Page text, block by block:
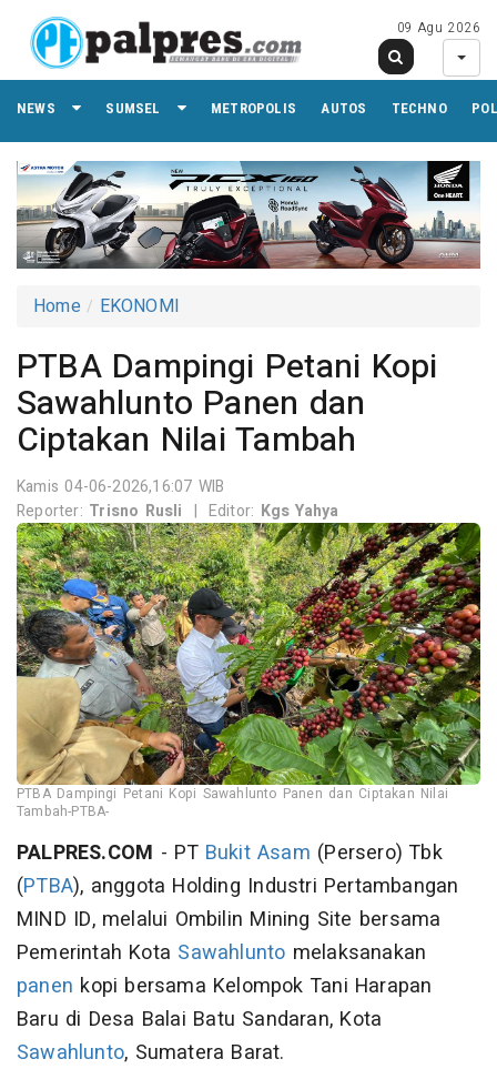
09 Agu 2026
NEWS SUMSEL METROPOLIS AUTOS TECHNO
Home EKONOMI
PTBA Dampingi Petani Kopi
Sawahlunto Panen dan
Ciptakan Nilai Tambah
Kamis 04-06-2026,16:07 WIB
Reporter: Trisno Rusli | Editor: Kgs Yahya
PTBA Dampingi Petani Kopi Sawahlunto Panen dan Ciptakan Nilai
Tambah-PTBA-
PALPRES.COM - PT Bukit Asam (Persero) Tbk
(PTBA), anggota Holding Industri Pertambangan
MIND ID, melalui Ombilin Mining Site bersama
Pemerintah Kota Sawahlunto melaksanakan
panen kopi bersama Kelompok Tani Harapan
Baru di Desa Balai Batu Sandaran, Kota
Sawahlunto, Sumatera Barat.